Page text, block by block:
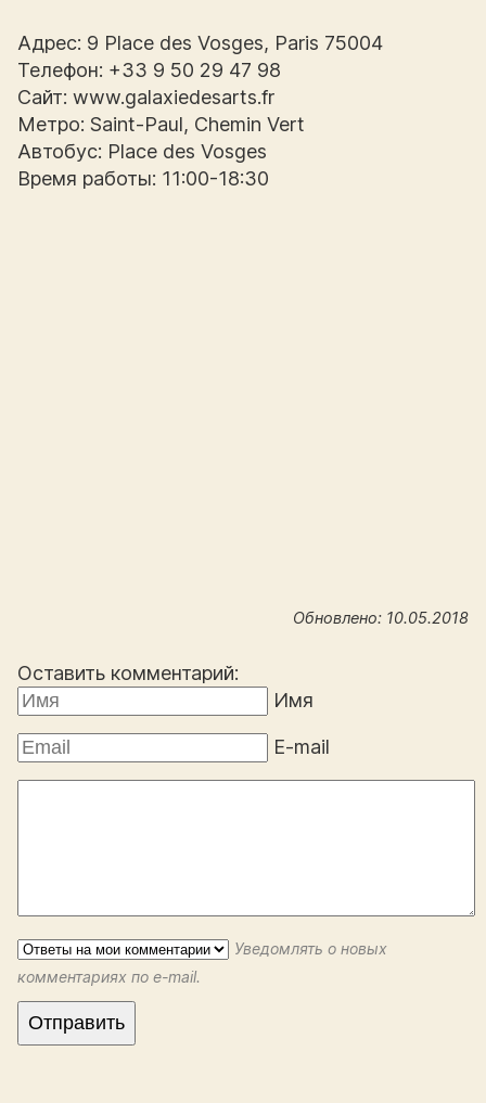
Адрес: 9 Place des Vosges, Paris 75004
Телефон: +33 9 50 29 47 98
Сайт: www.galaxiedesarts.fr
Метро: Saint-Paul, Chemin Vert
Автобус: Place des Vosges
Время работы: 11:00-18:30
Обновлено: 10.05.2018
Оставить комментарий:
Имя
E-mail
Уведомлять о новых
комментариях по e-mail.